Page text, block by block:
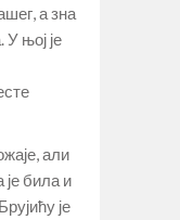
а зна
У њој је
али
је била и
је